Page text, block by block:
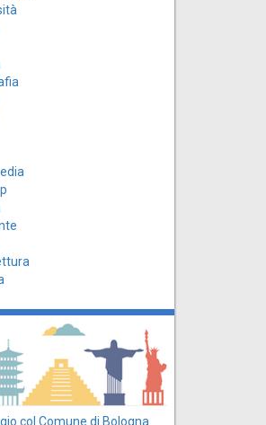
col Comune di Bologna